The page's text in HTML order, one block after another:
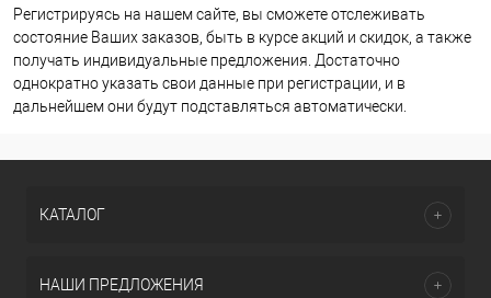
Регистрируясь на нашем сайте, вы сможете отслеживать
состояние Ваших заказов, быть в курсе акций и скидок, а также
получать индивидуальные предложения. Достаточно
однократно указать свои данные при регистрации, и в
дальнейшем они будут подставляться автоматически.
КАТАЛОГ
НАШИ ПРЕДЛОЖЕНИЯ